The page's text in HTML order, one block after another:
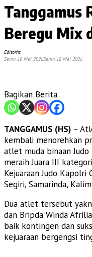
Tanggamus
Beregu Mix
Editorhs
Senin 18 Mei 2026Senin 18 Mei 2026
Bagikan Berita
TANGGAMUS (HS) –
kembali menorehkan
atlet muda binaan
meraih Juara III
Kejuaraan Judo Kapolri
Segiri, Samarinda,
Dua atlet tersebut
dan Bripda Winda
baik kontingen dan
kejuaraan bergengsi